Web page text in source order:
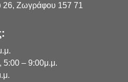
26, Ζωγράφου 157 71
5:00 – 9:00μ.μ.